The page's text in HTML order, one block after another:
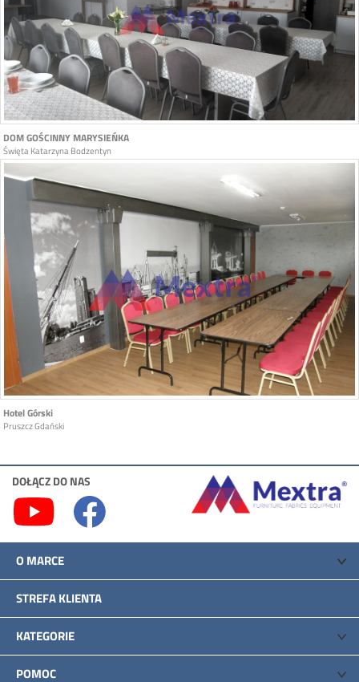
DOM GOŚCINNY MARYSIEŃKA
Święta Katarzyna Bodzentyn
Hotel Górski
Pruszcz Gdański
DOŁĄCZ DO NAS
O MARCE
STREFA KLIENTA
KATEGORIE
POMOC